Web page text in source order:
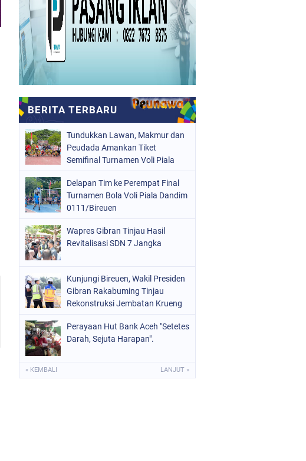
Tundukkan Lawan, Makmur dan
Peudada Amankan Tiket
Semifinal Turnamen Voli Piala
Delapan Tim ke Perempat Final
Turnamen Bola Voli Piala Dandim
0111/Bireuen
Wapres Gibran Tinjau Hasil
Revitalisasi SDN 7 Jangka
Kunjungi Bireuen, Wakil Presiden
Gibran Rakabuming Tinjau
Rekonstruksi Jembatan Krueng
Perayaan Hut Bank Aceh "Setetes
Darah, Sejuta Harapan".
« KEMBALI LANJUT »